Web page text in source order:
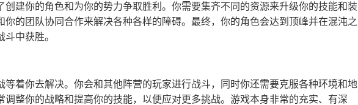
创建你的角色和为你的势力争取胜利。你需要集齐不同的资源来升级你的技能和装
你的团队协同合作来解决各种各样的障碍。最终，你的角色会达到顶峰并在混沌之
中获胜。
等着你去解决。你会和其他阵营的玩家进行战斗，同时你还需要克服各种环境和地
调整你的战略和提高你的技能，以便应对更多挑战。游戏本身非常的充实、有深